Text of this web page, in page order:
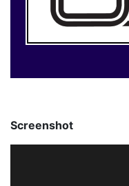
Screenshot